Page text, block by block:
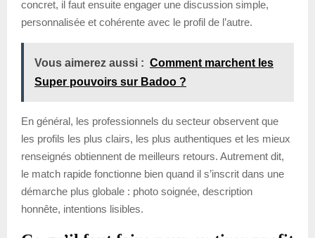
concret, il faut ensuite engager une discussion simple,
personnalisée et cohérente avec le profil de l’autre.
Vous aimerez aussi : Comment marchent les
Super pouvoirs sur Badoo ?
En général, les professionnels du secteur observent que
les profils les plus clairs, les plus authentiques et les mieux
renseignés obtiennent de meilleurs retours. Autrement dit,
le match rapide fonctionne bien quand il s’inscrit dans une
démarche plus globale : photo soignée, description
honnête, intentions lisibles.